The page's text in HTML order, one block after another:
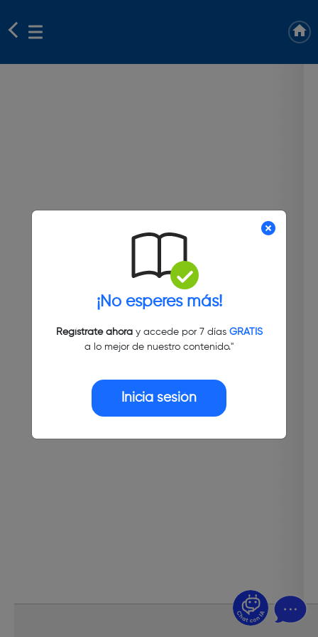
¡No esperes más!
Regístrate ahoray accede por 7 días GRATIS
a lo mejor de nuestro contenido."
Inicia sesión